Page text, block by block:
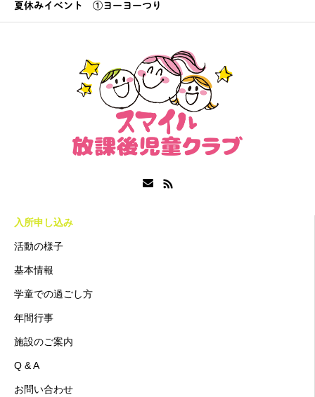
夏休みイベント ①ヨーヨーつり
入所申し込み
活動の様子
基本情報
学童での過ごし方
年間行事
施設のご案内
Q & A
お問い合わせ